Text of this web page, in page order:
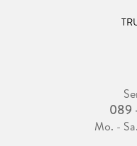
089
Mo. -